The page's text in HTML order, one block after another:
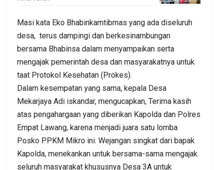
Masi kata Eko Bhabinkamtibmas yang ada diseluruh
desa, terus dampingi dan berkesinambungan
bersama Bhabinsa dalam menyampaikan serta
mengajak pemerintah desa dan masyarakatnya untuk
taat Protokol Kesehatan (Prokes).
Dalam kesempatan yang sama, kepala Desa
Mekarjaya Adi iskandar, mengucapkan, Terima kasih
atas pengahargaan yang diberikan Kapolda dan Polres
Empat Lawang, karena menjadi juara satu lomba
Posko PPKM Mikro ini. Wejangan singkat dari bapak
Kapolda, menekankan untuk bersama-sama mengajak
seluruh masyarakat khususnya Desa 3A untuk